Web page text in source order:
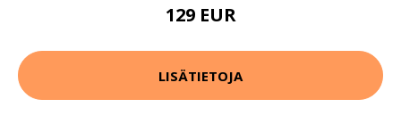
129 EUR
LISÄTIETOJA